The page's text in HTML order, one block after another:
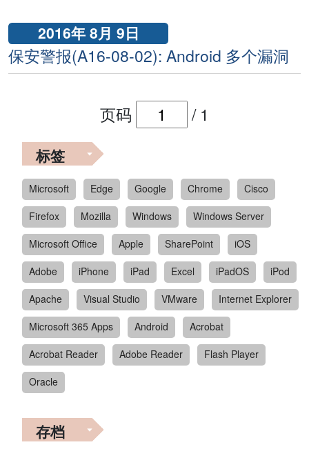
2016年 8月 9日
保安警报(A16-08-02): Android 多个漏洞
页码 / 1
标签
Microsoft Edge Google Chrome
Cisco
Firefox
Mozilla Windows
Windows Server
Microsoft Office
Apple SharePoint
iOS
Adobe
iPhone iPad Excel iPadOS
iPod
Apache
Visual Studio VMware
Internet Explorer
Microsoft 365 Apps
Android
Acrobat
Acrobat Reader
Adobe Reader
Flash Player
Oracle
存档